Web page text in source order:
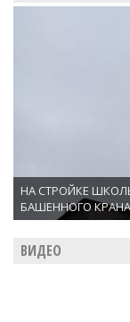
НА СТРОЙКЕ
БАШЕННОГО
ВИДЕО